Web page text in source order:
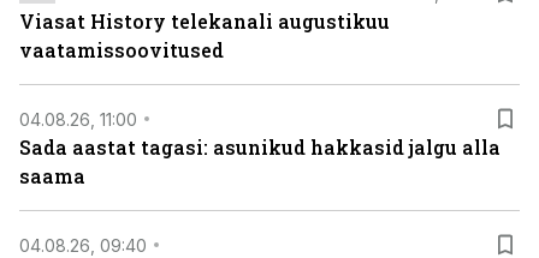
Viasat History telekanali augustikuu
vaatamissoovitused
04.08.26, 11:00
Sada aastat tagasi: asunikud hakkasid jalgu alla
saama
04.08.26, 09:40